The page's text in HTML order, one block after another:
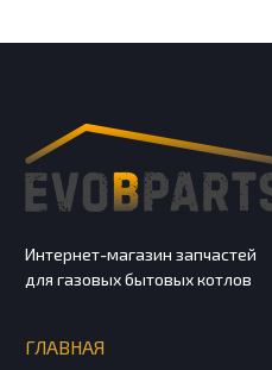
Интернет-магазин запчастей
для газовых бытовых котлов
ГЛАВНАЯ